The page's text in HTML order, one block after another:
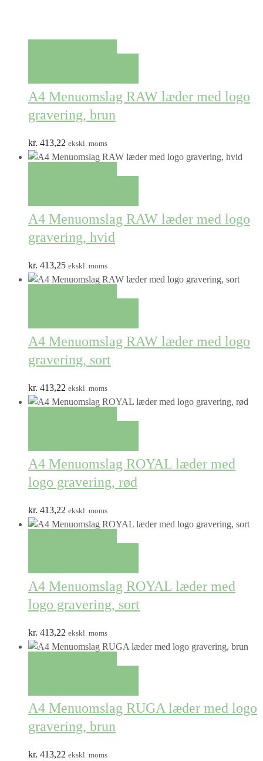
A4 Menuomslag RAW læder med logo
gravering, brun
kr. 413,22 ekskl. moms
A4 Menuomslag RAW læder med logo
gravering, hvid
kr. 413,25 ekskl. moms
A4 Menuomslag RAW læder med logo
gravering, sort
kr. 413,22 ekskl. moms
A4 Menuomslag ROYAL læder med
logo gravering, rød
kr. 413,22 ekskl. moms
A4 Menuomslag ROYAL læder med
logo gravering, sort
kr. 413,22 ekskl. moms
A4 Menuomslag RUGA læder med logo
gravering, brun
kr. 413,22 ekskl. moms